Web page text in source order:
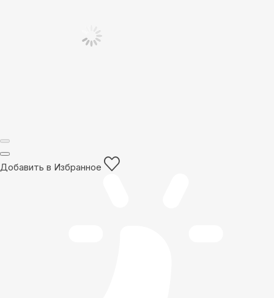
Добавить в Избранное